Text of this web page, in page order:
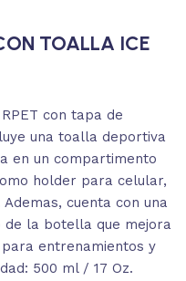
TOALLA ICE
con tapa de
una toalla deportiva
en un compartimento
holder para celular,
cuenta con una
de la botella que mejora
entrenamientos y
500 ml / 17 Oz.